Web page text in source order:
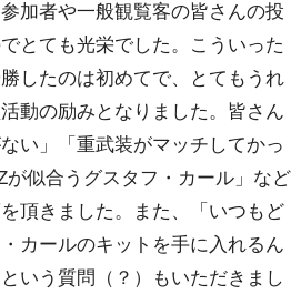
参加者や一般観覧客の皆さんの投
とても光栄でした。こういった
したのは初めてで、とてもうれ
動の励みとなりました。皆さん
い」「重武装がマッチしてかっ
が似合うグスタフ・カール」など
頂きました。また、「いつもど
カールのキットを手に入れるん
いう質問（？）もいただきまし